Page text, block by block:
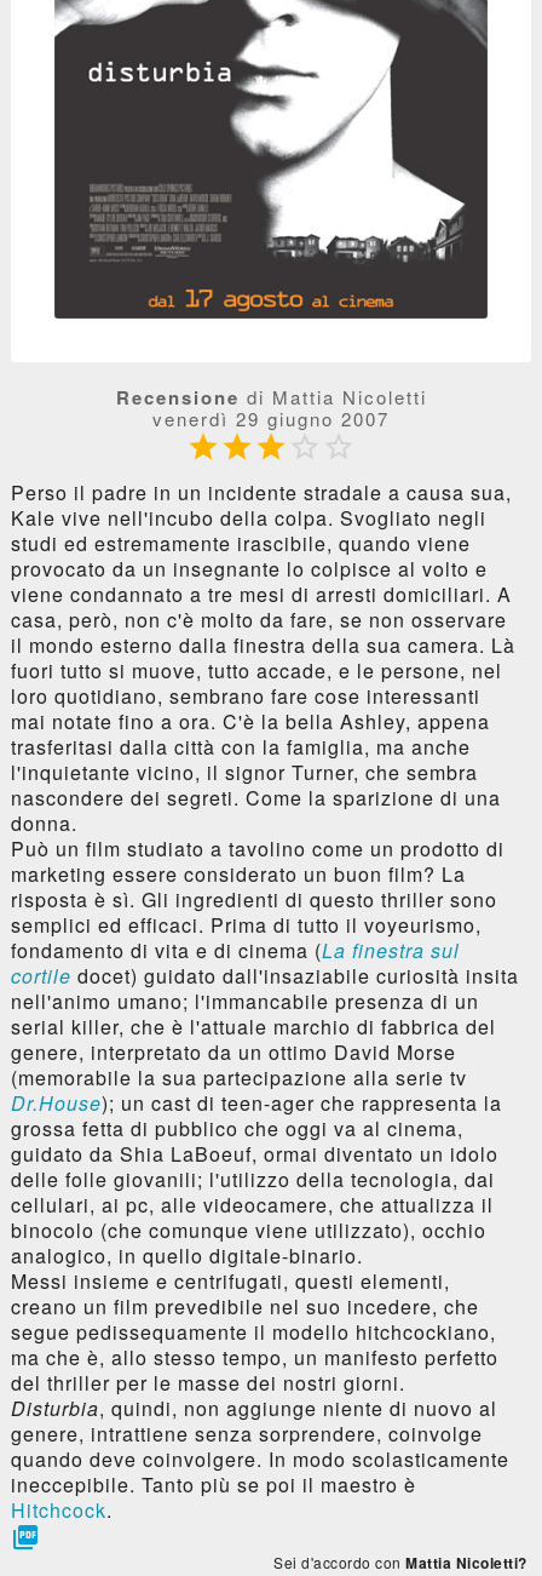
Recensione di Mattia Nicoletti
venerdì 29 giugno 2007
  
Perso il padre in un incidente stradale a causa sua,
Kale vive nell'incubo della colpa. Svogliato negli
studi ed estremamente irascibile, quando viene
provocato da un insegnante lo colpisce al volto e
viene condannato a tre mesi di arresti domiciliari. A
casa, però, non c'è molto da fare, se non osservare
il mondo esterno dalla finestra della sua camera. Là
fuori tutto si muove, tutto accade, e le persone, nel
loro quotidiano, sembrano fare cose interessanti
mai notate fino a ora. C'è la bella Ashley, appena
trasferitasi dalla città con la famiglia, ma anche
l'inquietante vicino, il signor Turner, che sembra
nascondere dei segreti. Come la sparizione di una
donna.
Può un film studiato a tavolino come un prodotto di
marketing essere considerato un buon film? La
risposta è sì. Gli ingredienti di questo thriller sono
semplici ed efficaci. Prima di tutto il voyeurismo,
fondamento di vita e di cinema (La finestra sul
cortile docet) guidato dall'insaziabile curiosità insita
nell'animo umano; l'immancabile presenza di un
serial killer, che è l'attuale marchio di fabbrica del
genere, interpretato da un ottimo David Morse
(memorabile la sua partecipazione alla serie tv
Dr.House); un cast di teen-ager che rappresenta la
grossa fetta di pubblico che oggi va al cinema,
guidato da Shia LaBoeuf, ormai diventato un idolo
delle folle giovanili; l'utilizzo della tecnologia, dai
cellulari, ai pc, alle videocamere, che attualizza il
binocolo (che comunque viene utilizzato), occhio
analogico, in quello digitale-binario.
Messi insieme e centrifugati, questi elementi,
creano un film prevedibile nel suo incedere, che
segue pedissequamente il modello hitchcockiano,
ma che è, allo stesso tempo, un manifesto perfetto
del thriller per le masse dei nostri giorni.
Disturbia, quindi, non aggiunge niente di nuovo al
genere, intrattiene senza sorprendere, coinvolge
quando deve coinvolgere. In modo scolasticamente
ineccepibile. Tanto più se poi il maestro è
Hitchcock.

Sei d'accordo conMattia Nicoletti?